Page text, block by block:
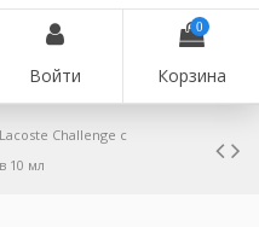
Войти
0
Корзина
Challenge с
10 мл